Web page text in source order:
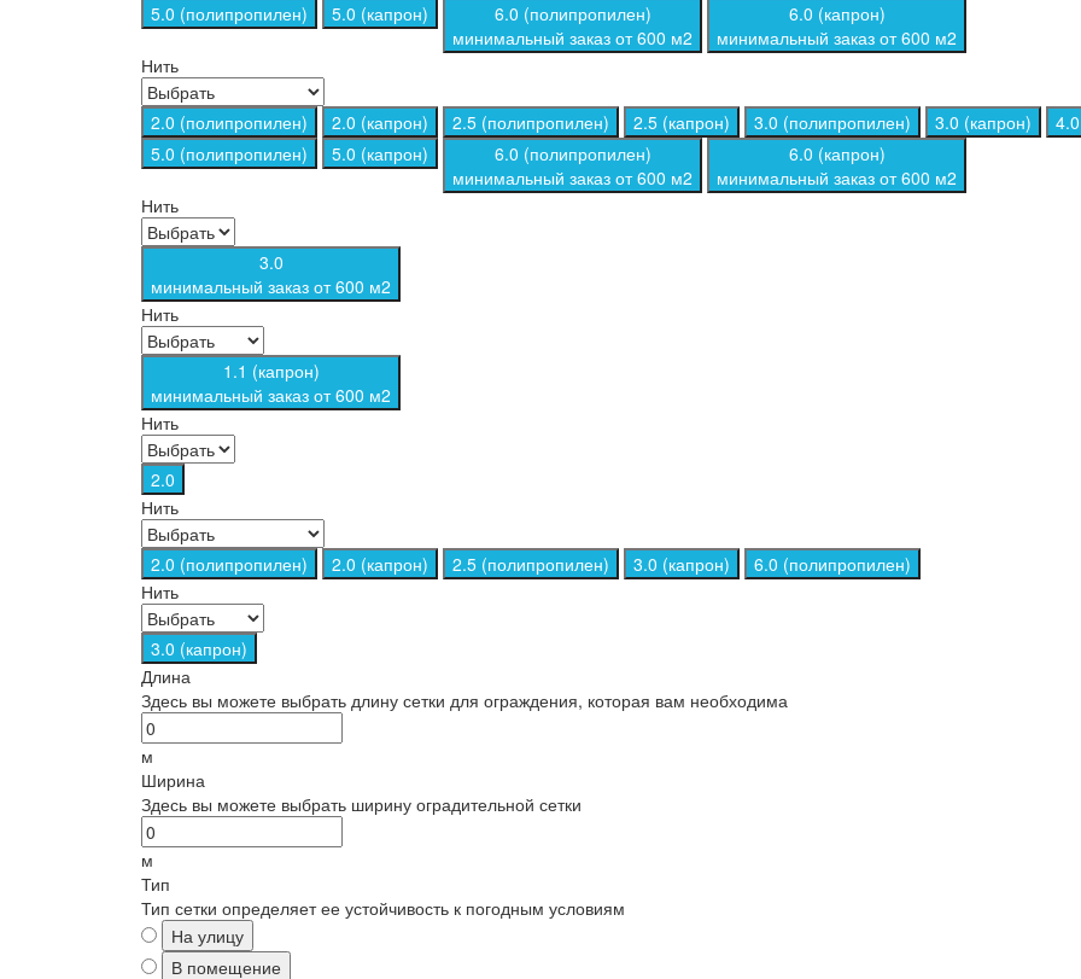
5.0 (полипропилен)
5.0 (капрон)
6.0 (полипропилен)
минимальный заказ от 600 м2
6.0 (капрон)
минимальный заказ от 600 м2
Нить
2.0 (полипропилен) 2.0 (капрон) 2.5 (полипропилен) 2.5 (капрон) 3.0 (полипропилен) 3.0 (капрон)
5.0 (полипропилен)
5.0 (капрон)
6.0 (полипропилен)
минимальный заказ от 600 м2
6.0 (капрон)
минимальный заказ от 600 м2
Нить
3.0
минимальный заказ от 600 м2
Нить
1.1 (капрон)
минимальный заказ от 600 м2
Нить
2.0
Нить
2.0 (полипропилен) 2.0 (капрон) 2.5 (полипропилен) 3.0 (капрон)
6.0 (полипропилен)
Нить
3.0 (капрон)
Длина
Здесь вы можете выбрать длину сетки для ограждения, которая вам необходима
м
Ширина
Здесь вы можете выбрать ширину оградительной сетки
м
Тип
Тип сетки определяет ее устойчивость к погодным условиям
На улицу
В помещение